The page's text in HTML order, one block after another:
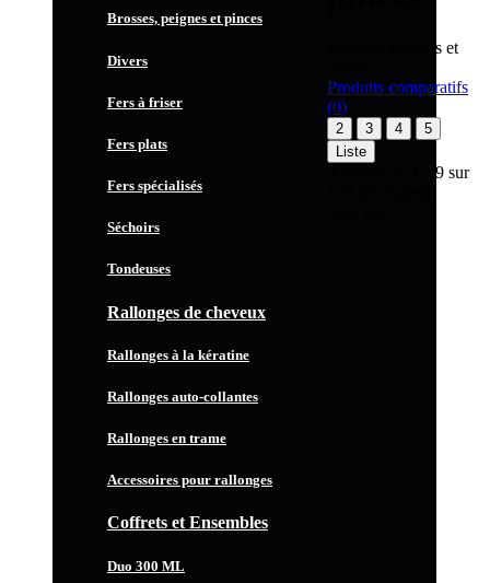
Brosses, peignes et pinces
Divers
Fers à friser
Fers plats
Fers spécialisés
Séchoirs
Tondeuses
Rallonges de cheveux
Rallonges à la kératine
Rallonges auto-collantes
Rallonges en trame
Accessoires pour rallonges
Coffrets et Ensembles
Duo 300 ML
Brosses, peignes et
Produits comparatifs
(0)
2 3 4
5
Liste
Afficher de 1 à 9 sur